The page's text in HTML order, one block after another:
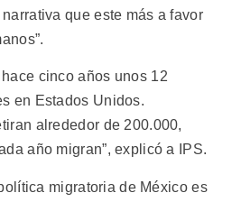
que este más a favor
cinco años unos 12
en Estados Unidos.
alrededor de 200.000,
año migran”, explicó a IPS.
migratoria de México es